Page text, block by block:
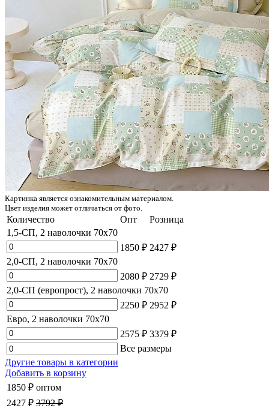
Картинка является ознакомительным материалом.
Цвет изделия может отличаться от фото.
Количество Опт
Розница
1,5-СП, 2 наволочки 70x70
1850 ₽ 2427 ₽
2,0-СП, 2 наволочки 70x70
2080 ₽ 2729 ₽
2,0-СП (европрост), 2 наволочки 70x70
2250 ₽ 2952 ₽
Евро, 2 наволочки 70x70
2575 ₽ 3379 ₽
Все размеры
Другие товары в категории
Добавить в корзину
1850 ₽ оптом
2427 ₽ 3792 ₽